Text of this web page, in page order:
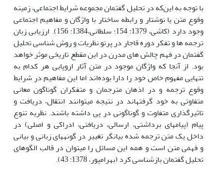
با توجه به این‌که در تحلیل گفتمان مجموعه شرایط اجتماعی، زمینه
وقوع متن یا نوشتار و رابطه ساختار با واژگان و مفاهیم اجتماعی
وجود دارد (کاشی، 1379: 154؛ سلطانی،1384: 156). ارزیابی زبان
ترجمه ها و تفکر دوره قاجار در پرتو نظریات و روش شناسی تحلیل
گفتمان در فهم چالش های مدرن در این مقطع تاریخی موثر خواهد
بود. از آنجا که واژگان موجود در متن آثار اروپایی هر کدام به
تنهایی مفهوم خاص خود را دارا بوده‌اند اما این مفاهیم در شرایط
وقوع ترجمه و در اذهان مترجمان و متفکران گوناگون معانی
متفاوتی به خود گرفته­اند در نتیجه می­توانند انتقال، دریافت و
تاثیرگذاری متفاوت و گوناگونی در پی داشته باشند. نظریه تنوع
پیام (پیام­های برداشتی، ارسالی، دریافتی، ادراکی و اصلی) در
داخل یک متن ترجمه شده بیانگر تغییر در گونه­های زبانی و بیانی
و فهمی متن است و همه این مسائل را می­توان در قالب الگوهای
تحلیل گفتمان بازشناسی کرد (بهرامپور، 1378: 43).